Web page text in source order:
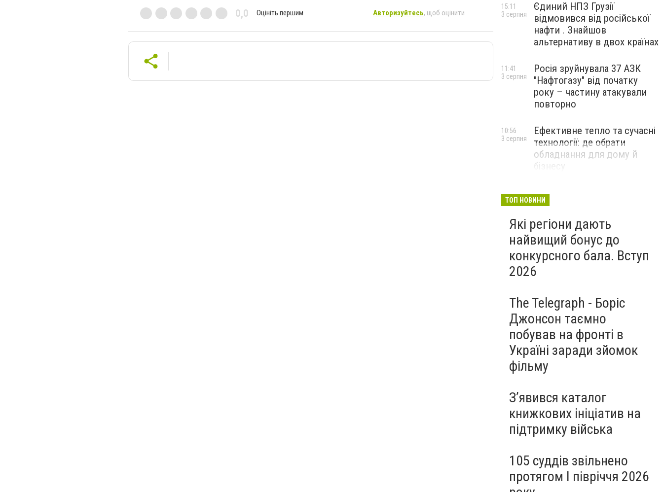
0,0 Оцініть першим Авторизуйтесь, щоб оцінити
Єдиний НПЗ Грузії
відмовився від російської
нафти . Знайшов
альтернативу в двох країнах
15:11
3 серпня
Росія зруйнувала 37 АЗК
"Нафтогазу" від початку
року – частину атакували
повторно
11:41
3 серпня
Ефективне тепло та сучасні
технології: де обрати
обладнання для дому й
бізнесу
10:56
3 серпня
ТОП НОВИНИ
Які регіони дають
найвищий бонус до
конкурсного бала. Вступ
2026
The Telegraph - Боріс
Джонсон таємно
побував на фронті в
Україні заради зйомок
фільму
З’явився каталог
книжкових ініціатив на
підтримку війська
105 суддів звільнено
протягом I півріччя 2026